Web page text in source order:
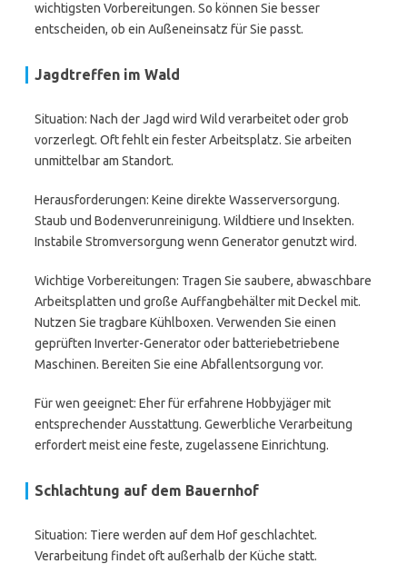
wichtigsten Vorbereitungen. So können Sie besser
entscheiden, ob ein Außeneinsatz für Sie passt.
Jagdtreffen im Wald
Situation: Nach der Jagd wird Wild verarbeitet oder grob
vorzerlegt. Oft fehlt ein fester Arbeitsplatz. Sie arbeiten
unmittelbar am Standort.
Herausforderungen: Keine direkte Wasserversorgung.
Staub und Bodenverunreinigung. Wildtiere und Insekten.
Instabile Stromversorgung wenn Generator genutzt wird.
Wichtige Vorbereitungen: Tragen Sie saubere, abwaschbare
Arbeitsplatten und große Auffangbehälter mit Deckel mit.
Nutzen Sie tragbare Kühlboxen. Verwenden Sie einen
geprüften Inverter-Generator oder batteriebetriebene
Maschinen. Bereiten Sie eine Abfallentsorgung vor.
Für wen geeignet: Eher für erfahrene Hobbyjäger mit
entsprechender Ausstattung. Gewerbliche Verarbeitung
erfordert meist eine feste, zugelassene Einrichtung.
Schlachtung auf dem Bauernhof
Situation: Tiere werden auf dem Hof geschlachtet.
Verarbeitung findet oft außerhalb der Küche statt.